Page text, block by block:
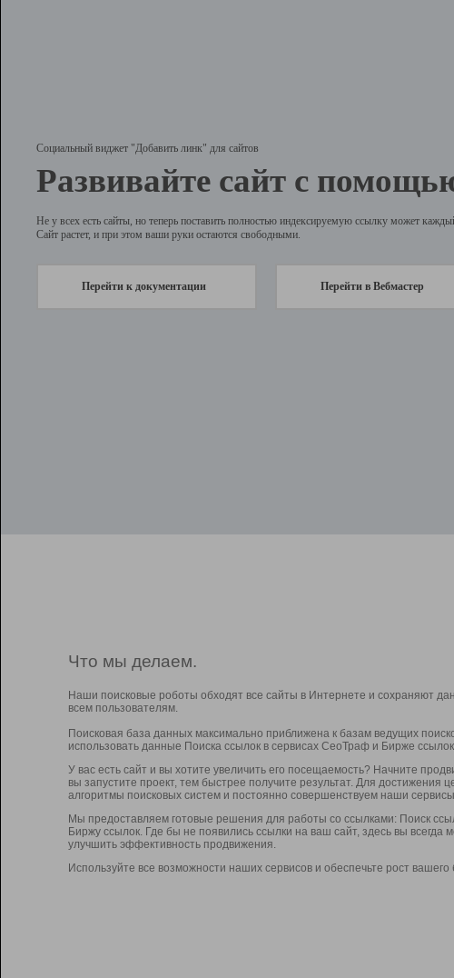
Социальный виджет "Добавить линк" для сайтов
Развивайте сайт с
Не у всех есть сайты, но теперь поставить полностью индексируемую ссылку может
Сайт растет, и при этом ваши руки остаются свободными.
Перейти к документации Перейти в Вебмастер
Что мы делаем.
Наши поисковые роботы обходят все сайты в Интернете и сохраняют
всем пользователям.
Поисковая база данных максимально приближена к базам ведущих
использовать данные Поиска ссылок в сервисах СеоТраф и Бирже
У вас есть сайт и вы хотите увеличить его посещаемость? Начните
вы запустите проект, тем быстрее получите результат. Для достижения
алгоритмы поисковых систем и постоянно совершенствуем наши сервисы.
Мы предоставляем готовые решения для работы со ссылками: Поиск
Биржу ссылок. Где бы не появились ссылки на ваш сайт, здесь вы
улучшить эффективность продвижения.
Используйте все возможности наших сервисов и обеспечьте рост вашего